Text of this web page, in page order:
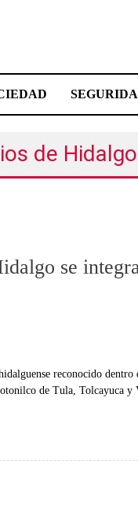
de Hidalgo
se
reconocido
de Tula, Tolcayuca y